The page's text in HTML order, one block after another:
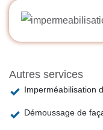
Autres services
Imperméabilisation
Démoussage de